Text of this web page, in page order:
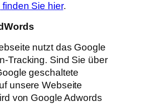
finden Sie hier.
nutzt das Google
Tracking. Sind Sie über
geschaltete
unsere Webseite
von Google Adwords